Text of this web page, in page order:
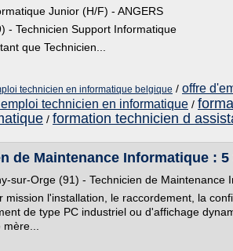
Junior (H/F) - ANGERS
- Technicien Support Informatique
que Technicien...
technicien en informatique belgique / offre
technicien en informatique /
/ formation technicien d
de Maintenance Informatique : 5
sur-Orge (91) - Technicien de Maintenance
mission l'installation, le raccordement, la
de type PC industriel ou d'affichage